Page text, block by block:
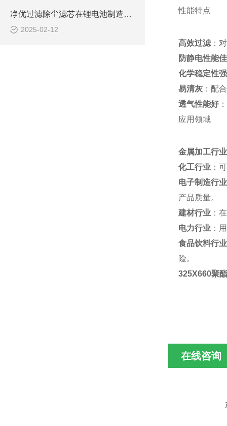
净优过滤除尘滤芯在锂电池制造中的关键作用
2025-02-12
性能特点
高效过滤：
防静电性能佳
化学稳定性强
易清灰：配
透气性能好
应用领域
金属加工行业
化工行业：
电子制造行业
产品质量。
建材行业：
电力行业：
食品饮料行业
险。
325X660聚
在线咨询